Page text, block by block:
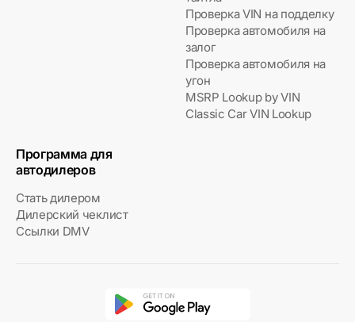
Проверка VIN на подделку
Проверка автомобиля на
залог
Проверка автомобиля на
угон
MSRP Lookup by VIN
Classic Car VIN Lookup
Программа для
автодилеров
Стать дилером
Дилерский чеклист
Ссылки DMV